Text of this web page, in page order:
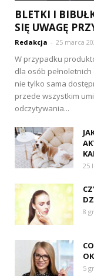
BLETKI I
SIĘ UWAGĘ
Redakcja - 25 marca
W przypadku
dla osób
nie tylko sama
przede wszystkim
odczytywania...
25
8
5